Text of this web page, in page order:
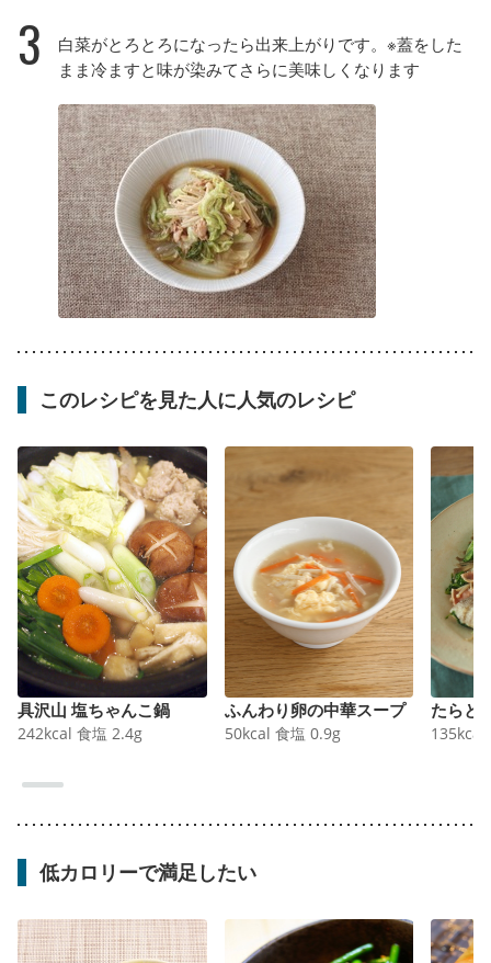
3
白菜がとろとろになったら出来上がりです。※蓋をした
まま冷ますと味が染みてさらに美味しくなります
このレシピを見た人に人気のレシピ
具沢山 塩ちゃんこ鍋
242kcal 食塩 2.4g
ふんわり卵の中華スープ
50kcal 食塩 0.9g
たらと
135kcal
低カロリーで満足したい